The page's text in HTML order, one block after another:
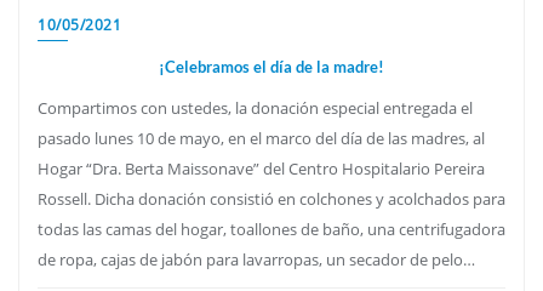
10/05/2021
¡Celebramos el día de la madre!
Compartimos con ustedes, la donación especial entregada el
pasado lunes 10 de mayo, en el marco del día de las madres, al
Hogar “Dra. Berta Maissonave” del Centro Hospitalario Pereira
Rossell. Dicha donación consistió en colchones y acolchados para
todas las camas del hogar, toallones de baño, una centrifugadora
de ropa, cajas de jabón para lavarropas, un secador de pelo…